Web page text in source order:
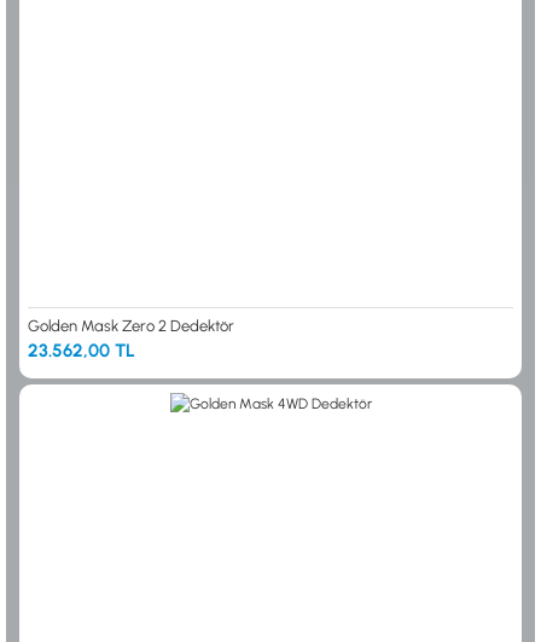
Golden Mask Zero 2 Dedektör
23.562,00 TL